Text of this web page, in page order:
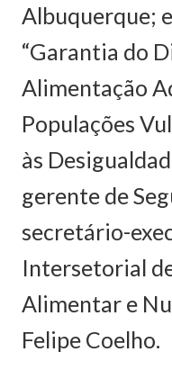
Albuquerque;
“Garantia do
Alimentação
Populações
às
gerente de
secretário-
Intersetorial
Alimentar e
Felipe Coelho.